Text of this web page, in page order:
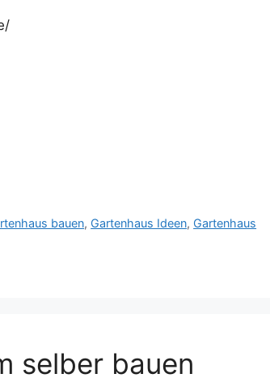
bauen, Gartenhaus Ideen, Gartenhaus
selber bauen